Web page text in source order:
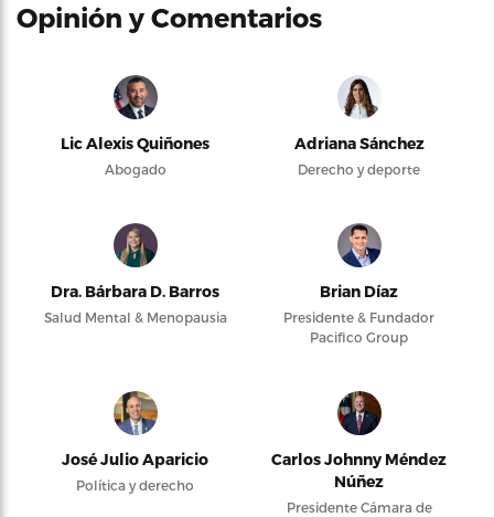
Opinión y Comentarios
Lic Alexis Quiñones
Abogado
Adriana Sánchez
Derecho y deporte
Dra. Bárbara D. Barros
Salud Mental & Menopausia
Brian Díaz
Presidente & Fundador
Pacifico Group
José Julio Aparicio
Política y derecho
Carlos Johnny Méndez
Núñez
Presidente Cámara de